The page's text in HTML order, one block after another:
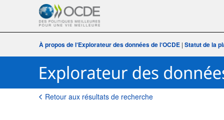
À propos de l‘Explorateur des données de l‘OCDE | Statut de la
Retour aux résultats de recherche